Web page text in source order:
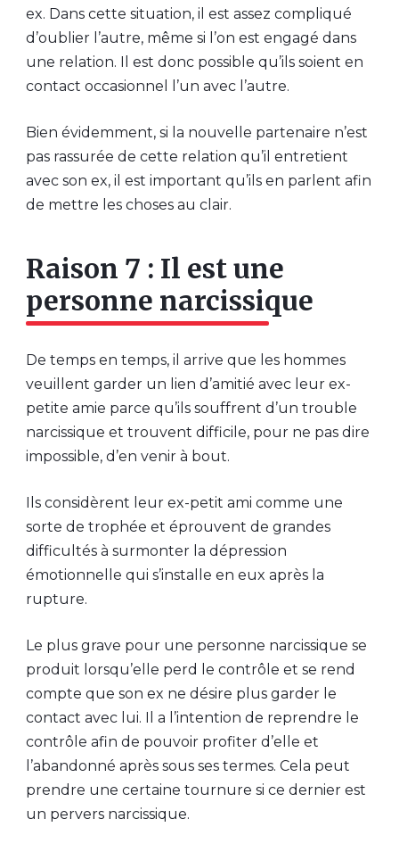
ex. Dans cette situation, il est assez compliqué
d’oublier l’autre, même si l’on est engagé dans
une relation. Il est donc possible qu’ils soient en
contact occasionnel l’un avec l’autre.
Bien évidemment, si la nouvelle partenaire n’est
pas rassurée de cette relation qu’il entretient
avec son ex, il est important qu’ils en parlent afin
de mettre les choses au clair.
Raison 7 : Il est une
personne narcissique
De temps en temps, il arrive que les hommes
veuillent garder un lien d’amitié avec leur ex-
petite amie parce qu’ils souffrent d’un trouble
narcissique et trouvent difficile, pour ne pas dire
impossible, d’en venir à bout.
Ils considèrent leur ex-petit ami comme une
sorte de trophée et éprouvent de grandes
difficultés à surmonter la dépression
émotionnelle qui s’installe en eux après la
rupture.
Le plus grave pour une personne narcissique se
produit lorsqu’elle perd le contrôle et se rend
compte que son ex ne désire plus garder le
contact avec lui. Il a l’intention de reprendre le
contrôle afin de pouvoir profiter d’elle et
l’abandonné après sous ses termes. Cela peut
prendre une certaine tournure si ce dernier est
un pervers narcissique.